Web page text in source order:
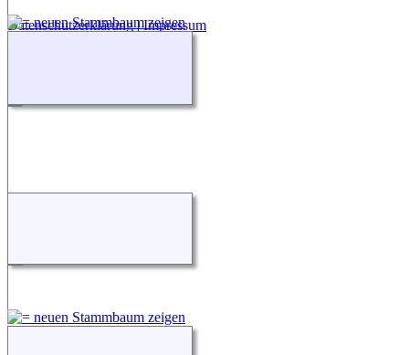
Datenschutzerklärung|Impressum